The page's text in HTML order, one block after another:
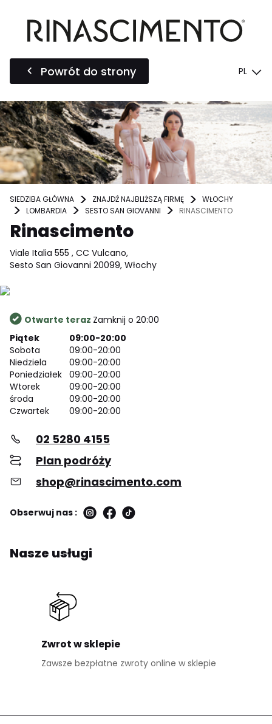
Powrót do strony PL
SIEDZIBA GŁÓWNA ZNAJDŹ NAJBLIŻSZĄ FIRMĘ
WŁOCHY
LOMBARDIA
SESTO SAN GIOVANNI RINASCIMENTO
Rinascimento
Viale Italia 555 , CC Vulcano,
Sesto San Giovanni 20099, Włochy
Otwarte teraz Zamknij o 20:00
Piątek
09:00-20:00
Sobota
09:00-20:00
Niedziela
09:00-20:00
Poniedziałek 09:00-20:00
Wtorek
09:00-20:00
środa
09:00-20:00
Czwartek
09:00-20:00
02 5280 4155
Plan podróży
shop@rinascimento.com
Obserwuj nas :
Nasze usługi
Zwrot w sklepie
Zawsze bezpłatne zwroty online w sklepie